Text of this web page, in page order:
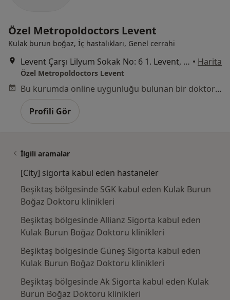
Özel Metropoldoctors Levent
Kulak burun boğaz, İç hastalıkları, Genel cerrahi
Levent Çarşı Lilyum Sokak No: 6 1. Levent, Beşiktaş • Harita
Özel Metropoldoctors Levent
Bu kurumda online uygunluğu bulunan bir doktor veya uzman bulunamadı
Profili Gör
İlgili aramalar
[City] sigorta kabul eden hastaneler
Beşiktaş bölgesinde SGK kabul eden Kulak Burun
Boğaz Doktoru klinikleri
Beşiktaş bölgesinde Allianz Sigorta kabul eden
Kulak Burun Boğaz Doktoru klinikleri
Beşiktaş bölgesinde Güneş Sigorta kabul eden
Kulak Burun Boğaz Doktoru klinikleri
Beşiktaş bölgesinde Ak Sigorta kabul eden Kulak
Burun Boğaz Doktoru klinikleri